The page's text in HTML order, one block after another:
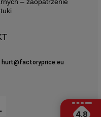
hurt@factoryprice.eu
4.8